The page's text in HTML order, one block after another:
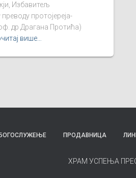
Избавитељ
протојереја-
др Драгана Протића)
више…
БОГОСЛУЖЕЊЕ ПРОДАВНИЦА
ХРАМ УСПЕЊА